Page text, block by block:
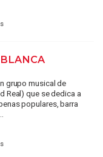
grupo musical de
Real) que se dedica a
populares, barra